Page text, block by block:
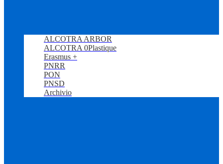
ALCOTRA ARBOR
ALCOTRA 0Plastique
Erasmus +
PNRR
PON
PNSD
Archivio